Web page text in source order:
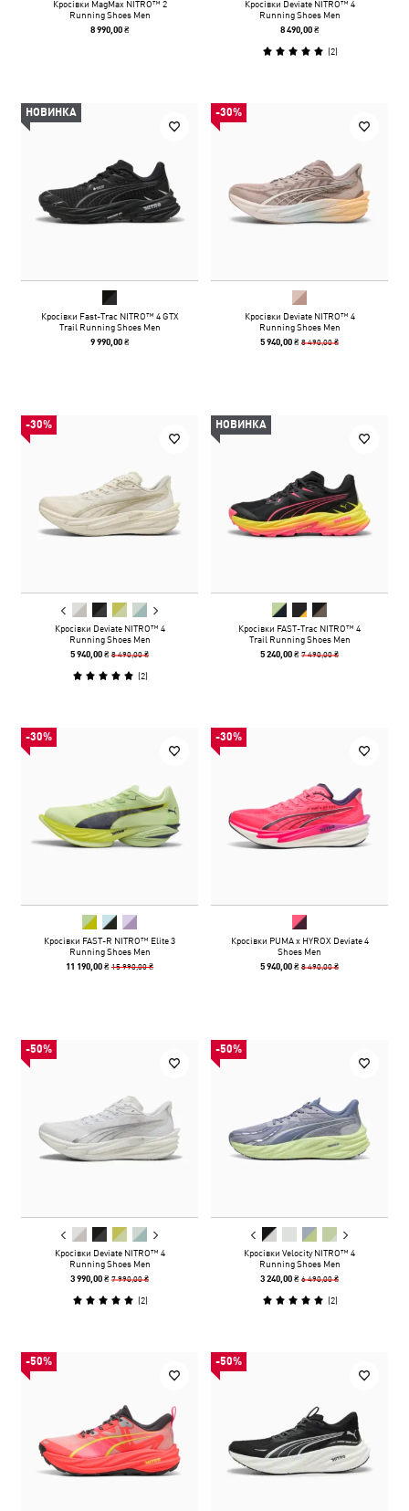
Кросівки MagMax NITRO™ 2
Running Shoes Men
8 990,00 ₴
Кросівки Deviate NITRO™ 4
Running Shoes Men
8 490,00 ₴
(2)
НОВИНКА
Кросівки Fast-Trac NITRO™ 4 GTX
Trail Running Shoes Men
9 990,00 ₴
-30%
Кросівки Deviate NITRO™ 4
Running Shoes Men
5 940,00 ₴8 490,00 ₴
-30%
Кросівки Deviate NITRO™ 4
Running Shoes Men
5 940,00 ₴8 490,00 ₴
(2)
НОВИНКА
Кросівки FAST-Trac NITRO™ 4
Trail Running Shoes Men
5 240,00 ₴7 490,00 ₴
-30%
Кросівки FAST-R NITRO™ Elite 3
Running Shoes Men
11 190,00 ₴15 990,00 ₴
-30%
Кросівки PUMA x HYROX Deviate 4
Shoes Men
5 940,00 ₴8 490,00 ₴
-50%
Кросівки Deviate NITRO™ 4
Running Shoes Men
3 990,00 ₴7 990,00 ₴
(2)
-50%
Кросівки Velocity NITRO™ 4
Running Shoes Men
3 240,00 ₴6 490,00 ₴
(2)
-50% -50%